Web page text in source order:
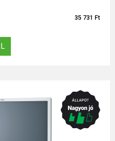
35 731 Ft